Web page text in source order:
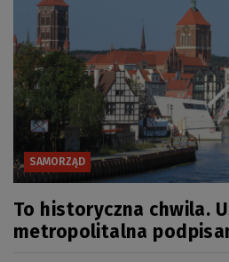
SAMORZĄD
To historyczna chwila.
metropolitalna